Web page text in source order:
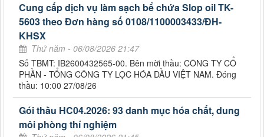
Cung cấp dịch vụ làm sạch bể chứa Slop oil TK-
5603 theo Đơn hàng số 0108/1100003433/ĐH-
KHSX
Thứ năm - 06/08/2026 21:47
Số TBMT: IB2600432565-00. Bên mời thầu: CÔNG TY CỔ
PHẦN - TỔNG CÔNG TY LỌC HÓA DẦU VIỆT NAM. Đóng
thầu: 10:00 27/08/26
Gói thầu HC04.2026: 93 danh mục hóa chất, dung
môi phòng thí nghiệm